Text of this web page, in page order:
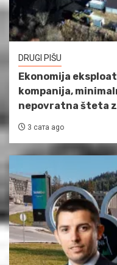
DRUGI PIŠU
Ekonomija
kompanija,
nepovratna šteta
3 сата ago